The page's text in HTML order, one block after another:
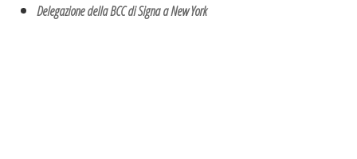
Delegazione della BCC di Signa a New York